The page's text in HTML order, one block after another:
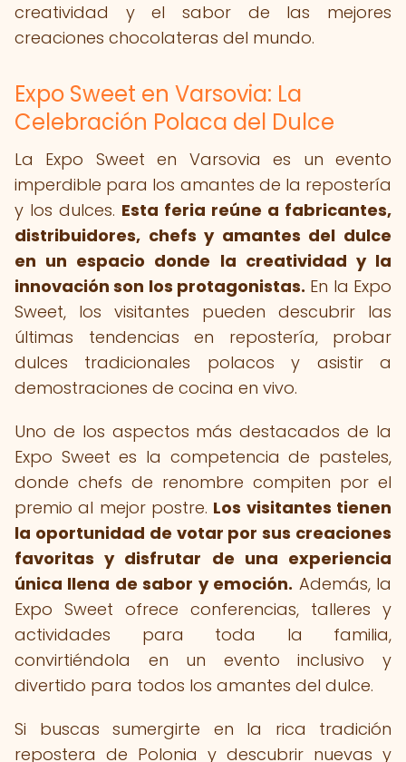
creatividad y el sabor de las mejores
creaciones chocolateras del mundo.
Expo Sweet en Varsovia: La
Celebración Polaca del Dulce
La Expo Sweet en Varsovia es un evento
imperdible para los amantes de la repostería
y los dulces. Esta feria reúne a fabricantes,
distribuidores, chefs y amantes del dulce
en un espacio donde la creatividad y la
innovación son los protagonistas. En la Expo
Sweet, los visitantes pueden descubrir las
últimas tendencias en repostería, probar
dulces tradicionales polacos y asistir a
demostraciones de cocina en vivo.
Uno de los aspectos más destacados de la
Expo Sweet es la competencia de pasteles,
donde chefs de renombre compiten por el
premio al mejor postre. Los visitantes tienen
la oportunidad de votar por sus creaciones
favoritas y disfrutar de una experiencia
única llena de sabor y emoción. Además, la
Expo Sweet ofrece conferencias, talleres y
actividades para toda la familia,
convirtiéndola en un evento inclusivo y
divertido para todos los amantes del dulce.
Si buscas sumergirte en la rica tradición
repostera de Polonia y descubrir nuevas y